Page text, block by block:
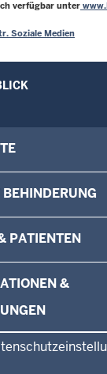
verfügbar unter
Soziale Medien
Beauftragten
PATIENTEN
&
Presseinformationen
&